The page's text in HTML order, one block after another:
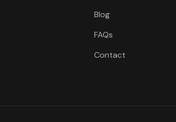
Blog
FAQs
Contact